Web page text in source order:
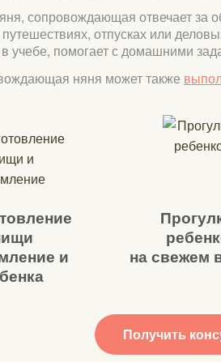
сопровождающая отвечает за
отпусках или
учебе, помогает с домашними
няня может также
и
на свежем
Получить